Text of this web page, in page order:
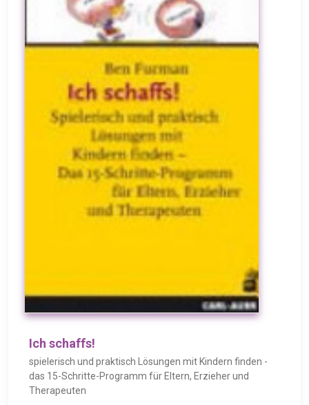
Ich schaffs!
spielerisch und praktisch Lösungen mit Kindern finden -
das 15-Schritte-Programm für Eltern, Erzieher und
Therapeuten